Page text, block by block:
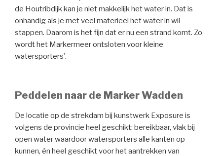
de Houtribdijk kan je niet makkelijk het water in. Dat is
onhandig als je met veel materieel het water in wil
stappen. Daarom is het fijn dat er nu een strand komt. Zo
wordt het Markermeer ontsloten voor kleine
watersporters’.
Peddelen naar de Marker Wadden
De locatie op de strekdam bij kunstwerk Exposure is
volgens de provincie heel geschikt: bereikbaar, vlak bij
open water waardoor watersporters alle kanten op
kunnen, én heel geschikt voor het aantrekken van